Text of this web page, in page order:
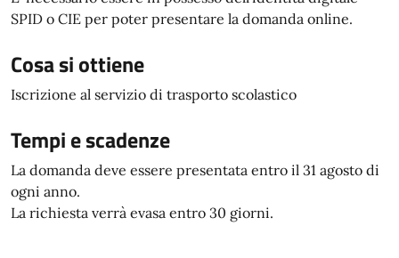
SPID o CIE per poter presentare la domanda online.
Cosa si ottiene
Iscrizione al servizio di trasporto scolastico
Tempi e scadenze
La domanda deve essere presentata entro il 31 agosto di
ogni anno.
La richiesta verrà evasa entro 30 giorni.